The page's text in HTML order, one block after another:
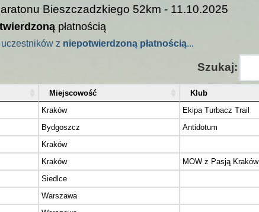
Bieszczadzkiego 52km - 11.10.2025
płatnością
z niepotwierdzoną płatnością...
Szukaj:
Miejscowość
Klub
Kraków
Ekipa Turbacz Trail
Bydgoszcz
Antidotum
Kraków
Kraków
MOW z Pasją Kraków
Siedlce
Warszawa